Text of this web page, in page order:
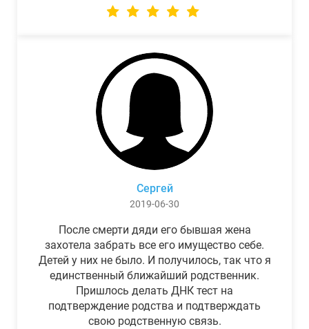
Сергей
2019-06-30
После смерти дяди его бывшая жена
захотела забрать все его имущество себе.
Детей у них не было. И получилось, так что я
единственный ближайший родственник.
Пришлось делать ДНК тест на
подтверждение родства и подтверждать
свою родственную связь.